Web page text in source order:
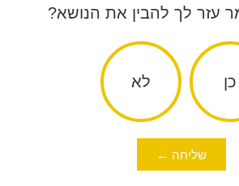
עזר לך להבין את הנושא?
כן לא
שליחה ←